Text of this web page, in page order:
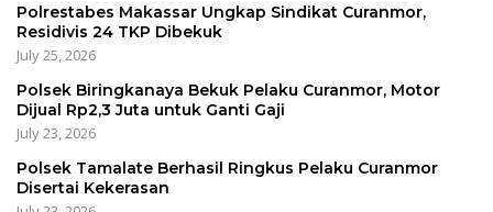
Polrestabes Makassar Ungkap Sindikat Curanmor,
Residivis 24 TKP Dibekuk
July 25, 2026
Polsek Biringkanaya Bekuk Pelaku Curanmor, Motor
Dijual Rp2,3 Juta untuk Ganti Gaji
July 23, 2026
Polsek Tamalate Berhasil Ringkus Pelaku Curanmor
Disertai Kekerasan